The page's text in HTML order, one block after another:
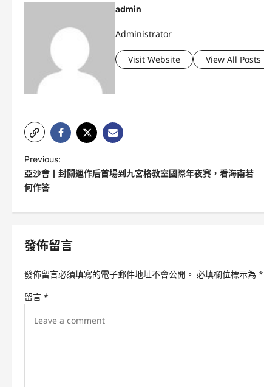
admin
Administrator
Visit Website View All Posts
P
o
t
n
a
v
i
Previous:
亞沙會丨封關運作后首場到九宮格教室國際年夜賽，看海南若
何作答
發佈留言
發佈留言必須填寫的電子郵件地址不會公開。 必填欄位標示為 *
留言 *